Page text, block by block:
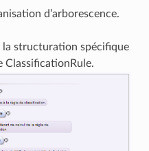
d’arborescence.
la structuration spécifique
ClassificationRule.